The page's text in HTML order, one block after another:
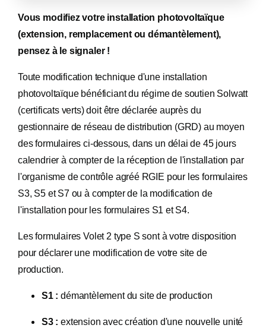
Vous modifiez votre installation photovoltaïque
(extension, remplacement ou démantèlement),
pensez à le signaler !
Toute modification technique d'une installation
photovoltaïque bénéficiant du régime de soutien Solwatt
(certificats verts) doit être déclarée auprès du
gestionnaire de réseau de distribution (GRD) au moyen
des formulaires ci-dessous, dans un délai de 45 jours
calendrier à compter de la réception de l'installation par
l'organisme de contrôle agréé RGIE pour les formulaires
S3, S5 et S7 ou à compter de la modification de
l'installation pour les formulaires S1 et S4.
Les formulaires Volet 2 type S sont à votre disposition
pour déclarer une modification de votre site de
production.
S1 : démantèlement du site de production
S3 : extension avec création d'une nouvelle unité